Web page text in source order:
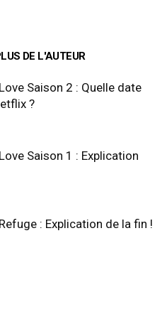
DE L'AUTEUR
Saison 2 : Quelle date
?
Saison 1 : Explication
: Explication de la fin !